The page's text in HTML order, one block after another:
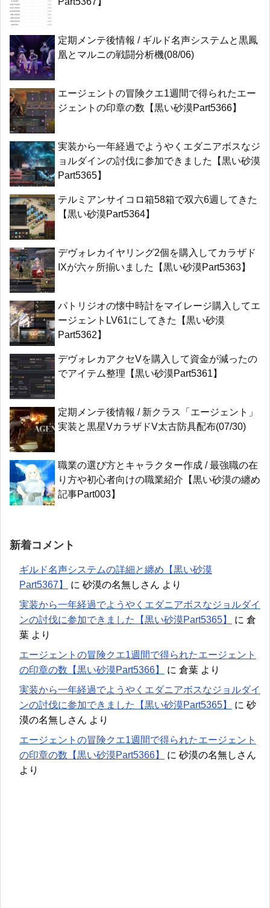
定期メンテ後情報 / ギルド名声システムと黒鳳
凰とマルニの戦闘分析機(08/06)
エージェントの冒険クエ1週間で得られたエー
ジェントの印章の数【黒い砂漠Part5366】
実装から一年経過でようやくエダニアボスなジ
ョルダインの討伐に参加できました【黒い砂漠
Part5365】
テルミアンサイコロ箱58箱で双六6週してきた
【黒い砂漠Part5364】
デヴォレカイヤリング2個を購入してカラザド
IXが六ヶ所揃いました【黒い砂漠Part5363】
パトリジオの懐中時計をマイレージ購入してエ
ージェントLV61にしてきた【黒い砂漠
Part5362】
デヴォレカアクセVを購入して資金が減ったの
でアイテム整理【黒い砂漠Part5361】
定期メンテ後情報 / 新クラス「エージェント」
実装と黒星VカラザドV太古防具配布(07/30)
職業の選び方とキャラクター作成 / 最強職の在
り方や初心者向けの職業紹介【黒い砂漠の纏め
記事Part003】
新着コメント
ギルド名声システムの詳細と纏め【黒い砂漠
Part5367】
に 砂漠の名無しさん より
実装から一年経過でようやくエダニアボスなジョルダイ
ンの討伐に参加できました【黒い砂漠Part5365】
に 倉
葉 より
エージェントの冒険クエ1週間で得られたエージェント
の印章の数【黒い砂漠Part5366】
に 倉葉 より
実装から一年経過でようやくエダニアボスなジョルダイ
ンの討伐に参加できました【黒い砂漠Part5365】
に 砂
漠の名無しさん より
エージェントの冒険クエ1週間で得られたエージェント
の印章の数【黒い砂漠Part5366】
に 砂漠の名無しさん
より